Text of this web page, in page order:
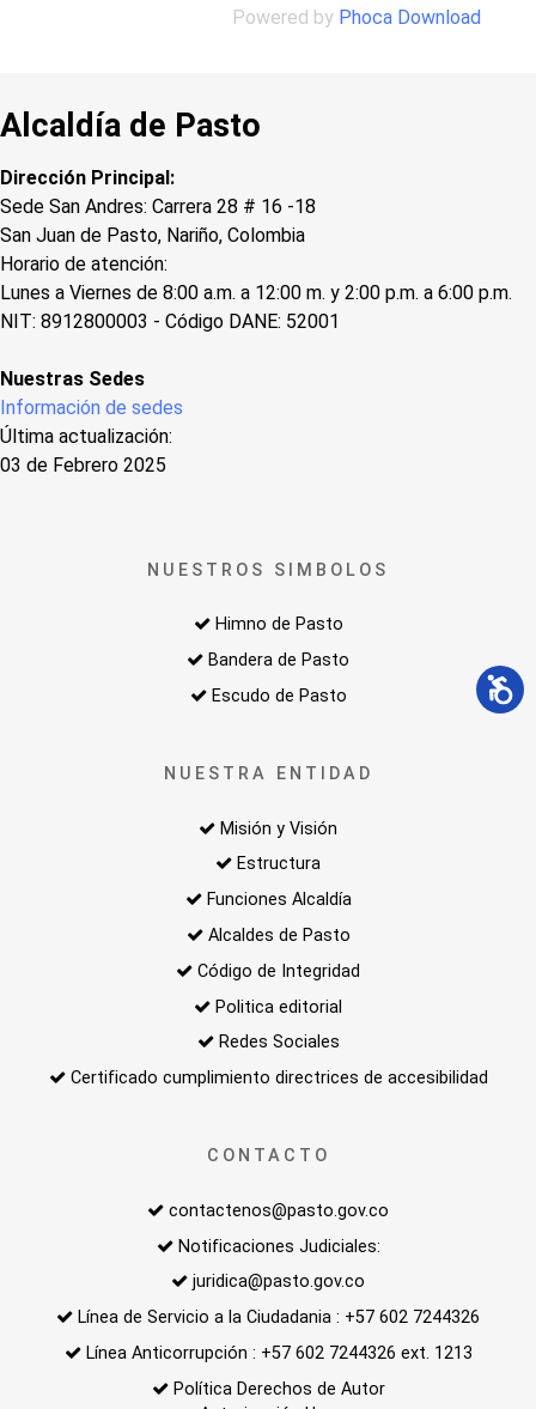
Powered by Phoca Download
Alcaldía de Pasto
Dirección Principal:
Sede San Andres: Carrera 28 # 16 -18
San Juan de Pasto, Nariño, Colombia
Horario de atención:
Lunes a Viernes de 8:00 a.m. a 12:00 m. y 2:00 p.m. a 6:00 p.m.
NIT: 8912800003 - Código DANE: 52001
Nuestras Sedes
Información de sedes
Última actualización:
03 de Febrero 2025
NUESTROS SIMBOLOS
Himno de Pasto
Bandera de Pasto
Escudo de Pasto
NUESTRA ENTIDAD
Misión y Visión
Estructura
Funciones Alcaldía
Alcaldes de Pasto
Código de Integridad
Politica editorial
Redes Sociales
Certificado cumplimiento directrices de accesibilidad
CONTACTO
contactenos@pasto.gov.co
Notificaciones Judiciales:
juridica@pasto.gov.co
Línea de Servicio a la Ciudadania : +57 602 7244326
Línea Anticorrupción : +57 602 7244326 ext. 1213
Política Derechos de Autor